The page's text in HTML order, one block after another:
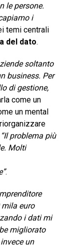
le persone.
i
temi centrali
del dato.
soltanto
business. Per
di gestione,
come un
un mental
“Il problema più
Molti
.
euro
i dati mi
migliorato
un